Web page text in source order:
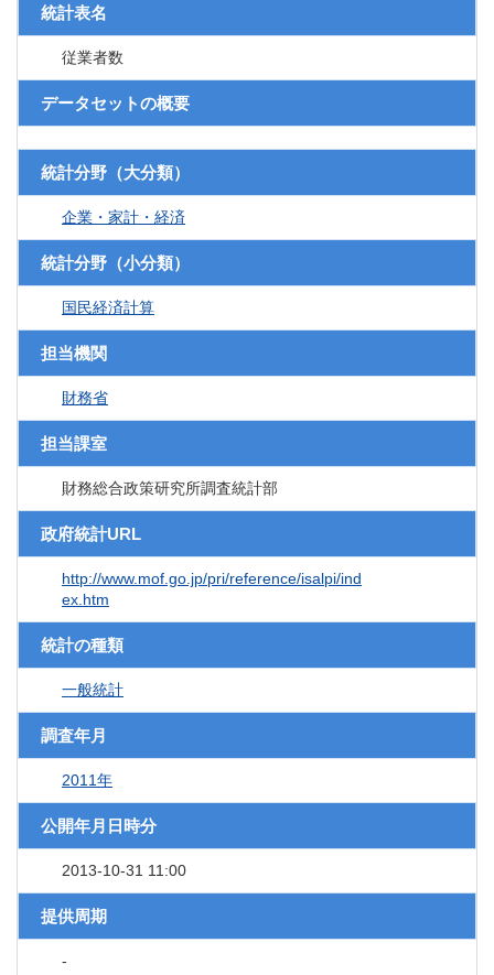
統計表名
従業者数
データセットの概要
統計分野（大分類）
企業・家計・経済
統計分野（小分類）
国民経済計算
担当機関
財務省
担当課室
財務総合政策研究所調査統計部
政府統計URL
http://www.mof.go.jp/pri/reference/isalpi/ind
ex.htm
統計の種類
一般統計
調査年月
2011年
公開年月日時分
2013-10-31 11:00
提供周期
-